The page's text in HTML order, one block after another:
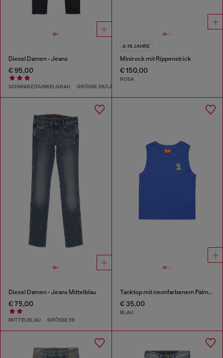
Diesel Damen - Jeans
€ 95,00
SCHWARZ/DUNKELGRAU GRÖSSE 29/LÄNGE 32
4-16 JAHRE
Minirock mit Rippenstrick
€ 150,00
ROSA
Diesel Damen - Jeans Mittelblau
€ 75,00
MITTELBLAU GRÖSSE 28
Tanktop mit neonfarbenem Palmen-Logo
€ 35,00
BLAU